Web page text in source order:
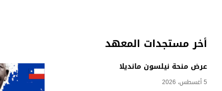
أخر مستجدات المعهد
عرض منحة نيلسون مانديلا
5 أغسطس، 2026